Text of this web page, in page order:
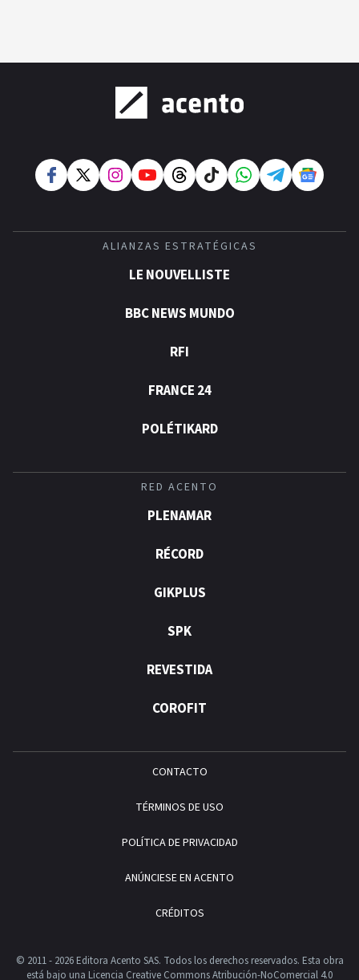
ALIANZAS ESTRATÉGICAS
LE NOUVELLISTE
BBC NEWS MUNDO
RFI
FRANCE 24
POLÉTIKARD
RED ACENTO
PLENAMAR
RÉCORD
GIKPLUS
SPK
REVESTIDA
COROFIT
CONTACTO
TÉRMINOS DE USO
POLÍTICA DE PRIVACIDAD
ANÚNCIESE EN ACENTO
CRÉDITOS
© 2011 - 2026 Editora Acento SAS. Todos los derechos reservados. Esta obra
está bajo una Licencia Creative Commons Atribución-NoComercial 4.0